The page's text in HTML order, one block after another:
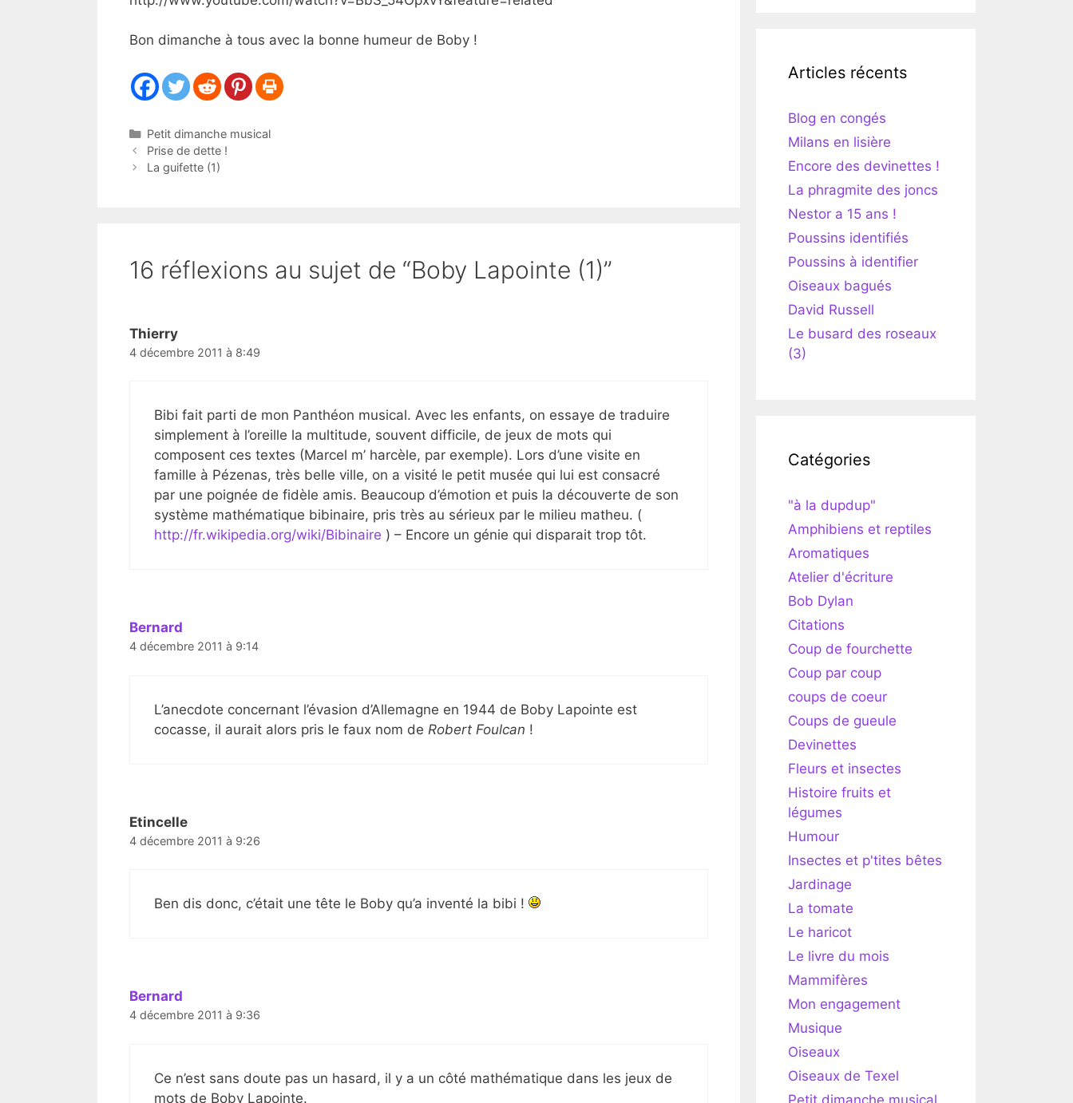
Bon dimanche à tous avec la bonne humeur de Boby !
Catégories
Petit dimanche musical
Prise de dette !
La guifette (1)
16 réflexions au sujet de “Boby Lapointe (1)”
Thierry
4 décembre 2011 à 8:49
Bibi fait parti de mon Panthéon musical. Avec les enfants, on essaye de traduire
simplement à l’oreille la multitude, souvent difficile, de jeux de mots qui
composent ces textes (Marcel m’ harcèle, par exemple). Lors d’une visite en
famille à Pézenas, très belle ville, on a visité le petit musée qui lui est consacré
par une poignée de fidèle amis. Beaucoup d’émotion et puis la découverte de son
système mathématique bibinaire, pris très au sérieux par le milieu matheu. (
http://fr.wikipedia.org/wiki/Bibinaire ) – Encore un génie qui disparait trop tôt.
Bernard
4 décembre 2011 à 9:14
L’anecdote concernant l’évasion d’Allemagne en 1944 de Boby Lapointe est
cocasse, il aurait alors pris le faux nom de Robert Foulcan !
Etincelle
4 décembre 2011 à 9:26
Ben dis donc, c’était une tête le Boby qu’a inventé la bibi !
Bernard
4 décembre 2011 à 9:36
Ce n’est sans doute pas un hasard, il y a un côté mathématique dans les jeux de
mots de Boby Lapointe.
Articles récents
Blog en congés
Milans en lisière
Encore des devinettes !
La phragmite des joncs
Nestor a 15 ans !
Poussins identifiés
Poussins à identifier
Oiseaux bagués
David Russell
Le busard des roseaux
(3)
Catégories
"à la dupdup"
Amphibiens et reptiles
Aromatiques
Atelier d'écriture
Bob Dylan
Citations
Coup de fourchette
Coup par coup
coups de coeur
Coups de gueule
Devinettes
Fleurs et insectes
Histoire fruits et
légumes
Humour
Insectes et p'tites bêtes
Jardinage
La tomate
Le haricot
Le livre du mois
Mammifères
Mon engagement
Musique
Oiseaux
Oiseaux de Texel
Petit dimanche musical